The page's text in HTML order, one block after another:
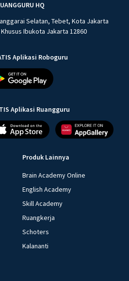
HQ
Selatan, Tebet, Kota Jakarta
Ibukota Jakarta 12860
Aplikasi Roboguru
Aplikasi Ruangguru
Produk Lainnya
Brain Academy Online
English Academy
Skill Academy
Ruangkerja
Schoters
Kalananti